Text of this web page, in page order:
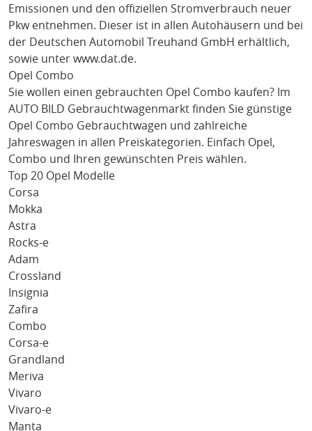
Emissionen und den offiziellen Stromverbrauch neuer
Pkw entnehmen. Dieser ist in allen Autohäusern und bei
der Deutschen Automobil Treuhand GmbH erhältlich,
sowie unter www.dat.de.
Opel Combo
Sie wollen einen gebrauchten Opel Combo kaufen? Im
AUTO BILD Gebrauchtwagenmarkt finden Sie günstige
Opel Combo Gebrauchtwagen und zahlreiche
Jahreswagen in allen Preiskategorien. Einfach Opel ,
Combo und Ihren gewünschten Preis wählen.
Top 20 Opel Modelle
Corsa
Mokka
Astra
Rocks-e
Adam
Crossland
Insignia
Zafira
Combo
Corsa-e
Grandland
Meriva
Vivaro
Vivaro-e
Manta